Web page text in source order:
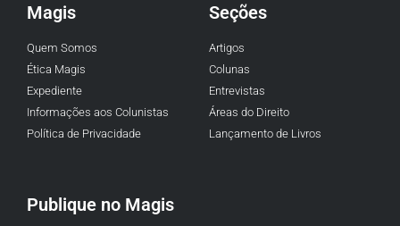
Magis
Quem Somos
Ética Magis
Expediente
Informações aos Colunistas
Política de Privacidade
Seções
Artigos
Colunas
Entrevistas
Áreas do Direito
Lançamento de Livros
Publique no Magis